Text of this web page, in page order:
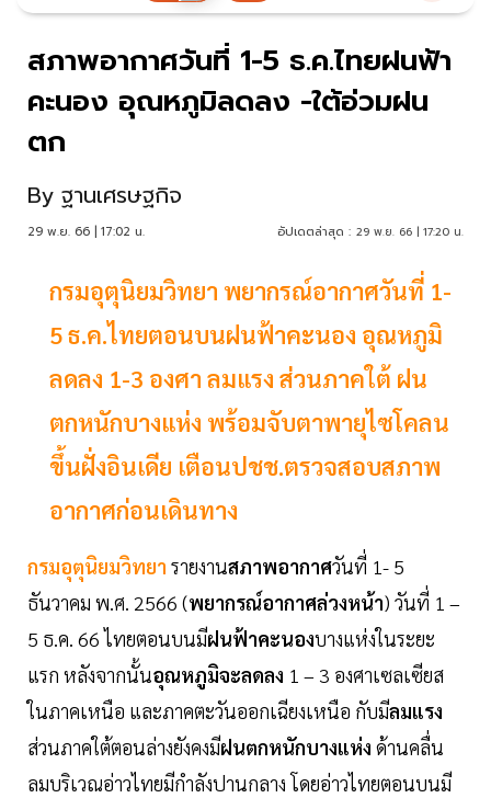
สภาพอากาศวันที่ 1-5 ธ.ค.ไทยฝนฟ้า
คะนอง อุณหภูมิลดลง -ใต้อ่วมฝน
ตก
By ฐานเศรษฐกิจ
29 พ.ย. 66 | 17:02 น. อัปเดตล่าสุด : 29 พ.ย. 66 | 17:20 น.
กรมอุตุนิยมวิทยา พยากรณ์อากาศวันที่ 1-
5 ธ.ค.ไทยตอนบนฝนฟ้าคะนอง อุณหภูมิ
ลดลง 1-3 องศา ลมแรง ส่วนภาคใต้ ฝน
ตกหนักบางแห่ง พร้อมจับตาพายุไซโคลน
ขึ้นฝั่งอินเดีย เตือนปชช.ตรวจสอบสภาพ
อากาศก่อนเดินทาง
กรมอุตุนิยมวิทยา รายงานสภาพอากาศวันที่ 1- 5
ธันวาคม พ.ศ. 2566 (พยากรณ์อากาศล่วงหน้า) วันที่ 1 –
5 ธ.ค. 66 ไทยตอนบนมีฝนฟ้าคะนองบางแห่งในระยะ
แรก หลังจากนั้นอุณหภูมิจะลดลง 1 – 3 องศาเซลเซียส
ในภาคเหนือ และภาคตะวันออกเฉียงเหนือ กับมีลมแรง
ส่วนภาคใต้ตอนล่างยังคงมีฝนตกหนักบางแห่ง ด้านคลื่น
ลมบริเวณอ่าวไทยมีกำลังปานกลาง โดยอ่าวไทยตอนบนมี